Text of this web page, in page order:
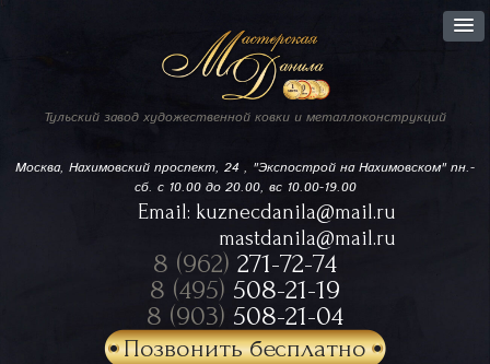
Тульский завод художественной ковки и металлоконструкций
Москва, Нахимовский проспект, 24 , "Экспострой на Нахимовском"пн.-
сб. с 10.00 до 20.00, вс 10.00-19.00
Email: kuznecdanila@mail.ru
mastdanila@mail.ru
8 (962) 271-72-74
8 (495) 508-21-19
8 (903) 508-21-04
Позвонить бесплатно